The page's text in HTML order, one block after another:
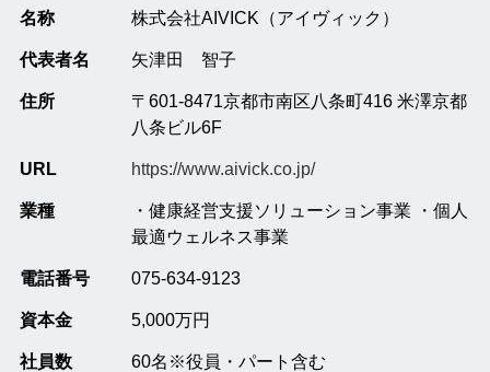
名称 株式会社AIVICK（アイヴィック）
代表者名 矢津田 智子
住所
〒601-8471京都市南区八条町416 米澤京都
八条ビル6F
URL https://www.aivick.co.jp/
業種
・健康経営支援ソリューション事業 ・個人
最適ウェルネス事業
電話番号 075-634-9123
資本金 5,000万円
社員数 60名※役員・パート含む